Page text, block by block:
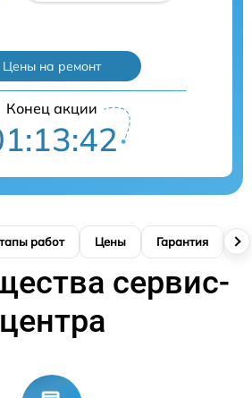
Цены на ремонт
Конец акции
работ Цены Гарантия
сервис-
центра